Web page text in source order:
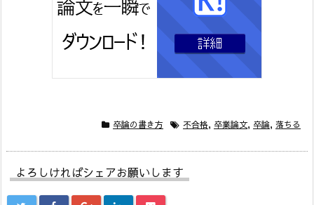
卒論の書き方 不合格, 卒業論文, 卒論, 落ちる
よろしければシェアお願いします